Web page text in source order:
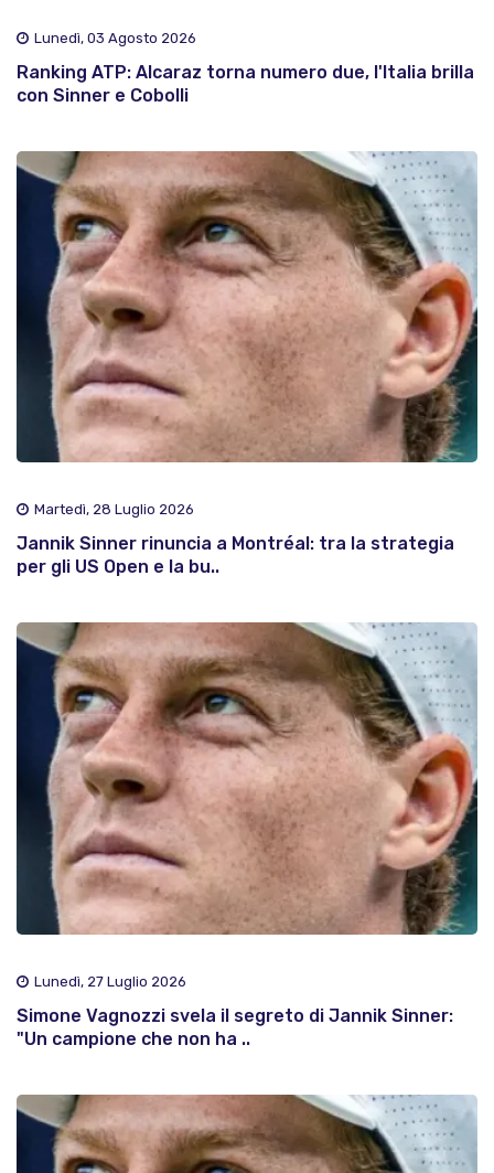
Lunedì, 03 Agosto 2026
Ranking ATP: Alcaraz torna numero due, l'Italia brilla
con Sinner e Cobolli
Martedì, 28 Luglio 2026
Jannik Sinner rinuncia a Montréal: tra la strategia
per gli US Open e la bu..
Lunedì, 27 Luglio 2026
Simone Vagnozzi svela il segreto di Jannik Sinner:
"Un campione che non ha ..